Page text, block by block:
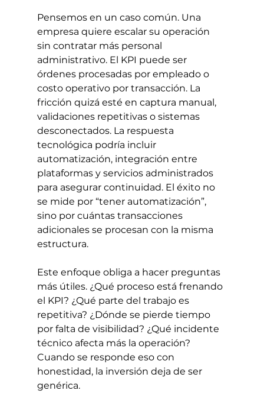
Pensemos en un caso común. Una
empresa quiere escalar su operación
sin contratar más personal
administrativo. El KPI puede ser
órdenes procesadas por empleado o
costo operativo por transacción. La
fricción quizá esté en captura manual,
validaciones repetitivas o sistemas
desconectados. La respuesta
tecnológica podría incluir
automatización, integración entre
plataformas y servicios administrados
para asegurar continuidad. El éxito no
se mide por “tener automatización”,
sino por cuántas transacciones
adicionales se procesan con la misma
estructura.
Este enfoque obliga a hacer preguntas
más útiles. ¿Qué proceso está frenando
el KPI? ¿Qué parte del trabajo es
repetitiva? ¿Dónde se pierde tiempo
por falta de visibilidad? ¿Qué incidente
técnico afecta más la operación?
Cuando se responde eso con
honestidad, la inversión deja de ser
genérica.